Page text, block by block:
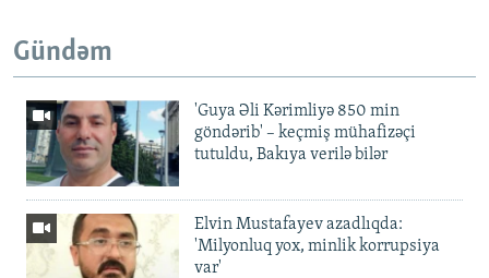
Gündəm
'Guya Əli Kərimliyə 850 min
göndərib' – keçmiş mühafizəçi
tutuldu, Bakıya verilə bilər
Elvin Mustafayev azadlıqda:
'Milyonluq yox, minlik korrupsiya
var'